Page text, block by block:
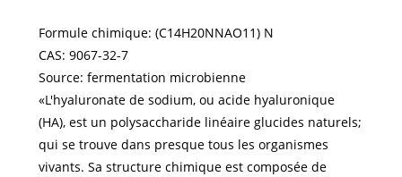
Formule chimique: (C14H20NNAO11) N
CAS: 9067-32-7
Source: fermentation microbienne
«L'hyaluronate de sodium, ou acide hyaluronique
(HA), est un polysaccharide linéaire glucides naturels;
qui se trouve dans presque tous les organismes
vivants. Sa structure chimique est composée de